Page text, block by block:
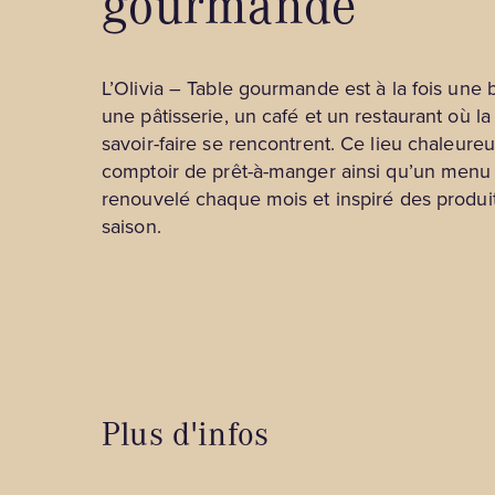
touristiques
Lieux de renseignement touristique
Magasins
Musées, culture et tours guidés
Nature et plein air
Gîtes et auberges
Hôtels et motels
Pourvoiries
L’Olivia – Table gourmande est à la fois une
une pâtisserie, un café et un restaurant où
savoir-faire se rencontrent. Ce lieu
comptoir de prêt-à-manger ainsi qu’un
renouvelé chaque mois et inspiré des
saison.
Plus d'infos